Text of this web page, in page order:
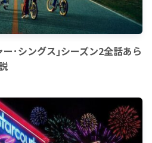
･シングス｣シーズン2全話あら